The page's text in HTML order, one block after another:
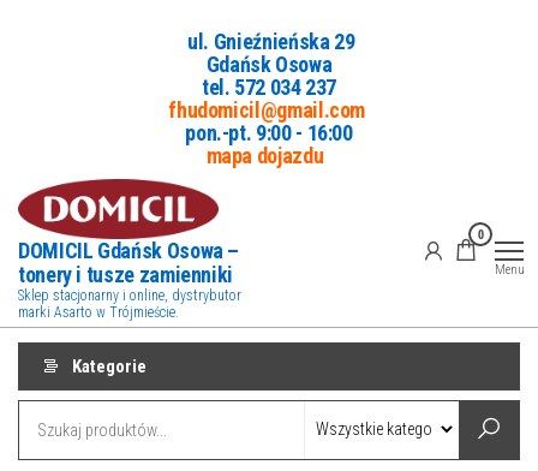
ul. Gnieźnieńska 29
Gdańsk Osowa
tel. 572 034 237
fhudomicil@gmail.com
pon.-pt. 9:00 - 16:00
mapa dojazdu
DOMICIL Gdańsk Osowa –
tonery i tusze zamienniki
Sklep stacjonarny i online, dystrybutor
marki Asarto w Trójmieście.
0
Menu
Kategorie